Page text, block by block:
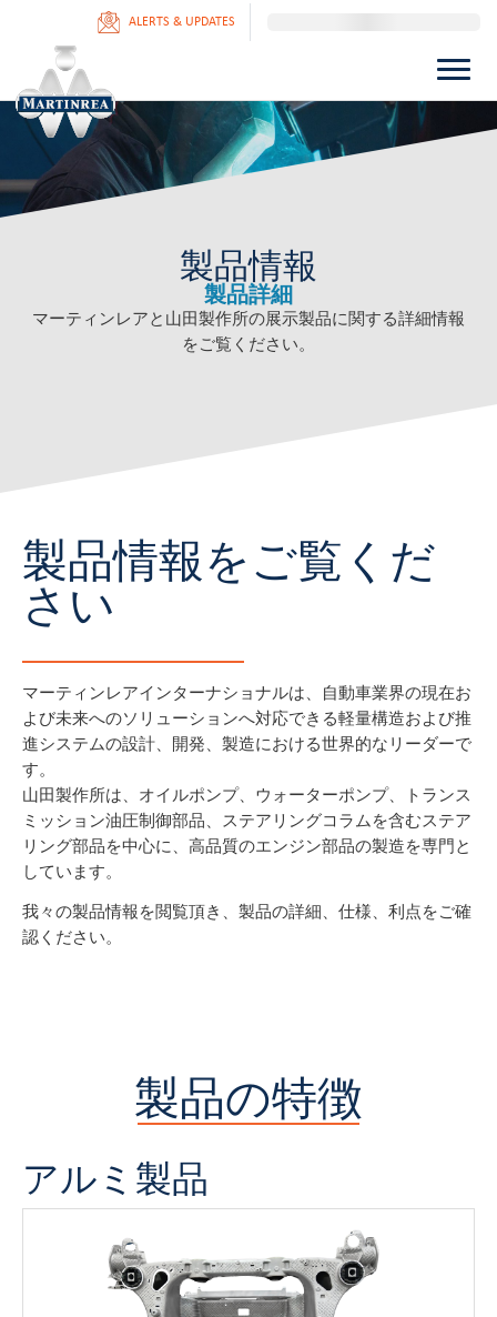
ALERTS & UPDATES
製品情報
製品詳細
マーティンレアと山田製作所の展示製品に関する詳細情報
をご覧ください。
製品情報をご覧くだ
さい
マーティンレアインターナショナルは、自動車業界の現在お
よび未来へのソリューションへ対応できる軽量構造および推
進システムの設計、開発、製造における世界的なリーダーで
す。
山田製作所は、オイルポンプ、ウォーターポンプ、トランス
ミッション油圧制御部品、ステアリングコラムを含むステア
リング部品を中心に、高品質のエンジン部品の製造を専門と
しています。
我々の製品情報を閲覧頂き、製品の詳細、仕様、利点をご確
認ください。
製品の特徴
アルミ製品